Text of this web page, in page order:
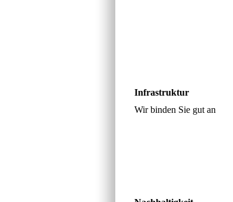
Infrastruktur
Wir binden Sie gut an